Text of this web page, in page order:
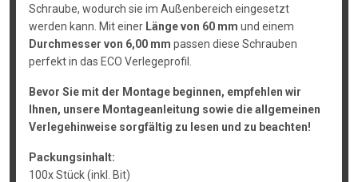
Schraube, wodurch sie im Außenbereich eingesetzt
werden kann. Mit einer Länge von 60 mm und einem
Durchmesser von 6,00 mm passen diese Schrauben
perfekt in das ECO Verlegeprofil.
Bevor Sie mit der Montage beginnen, empfehlen wir
Ihnen, unsere Montageanleitung sowie die allgemeinen
Verlegehinweise sorgfältig zu lesen und zu beachten!
Packungsinhalt:
100x Stück (inkl. Bit)